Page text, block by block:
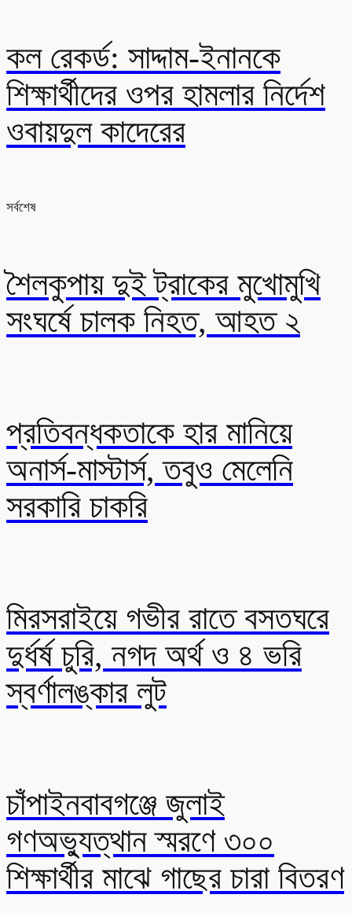
কল রেকর্ড: সাদ্দাম-ইনানকে
শিক্ষার্থীদের ওপর হামলার নির্দেশ
ওবায়দুল কাদেরের
সর্বশেষ
শৈলকুপায় দুই ট্রাকের মুখোমুখি
সংঘর্ষে চালক নিহত, আহত ২
প্রতিবন্ধকতাকে হার মানিয়ে
অনার্স-মাস্টার্স, তবুও মেলেনি
সরকারি চাকরি
মিরসরাইয়ে গভীর রাতে বসতঘরে
দুর্ধর্ষ চুরি, নগদ অর্থ ও ৪ ভরি
স্বর্ণালঙ্কার লুট
চাঁপাইনবাবগঞ্জে জুলাই
গণঅভ্যুত্থান স্মরণে ৩০০
শিক্ষার্থীর মাঝে গাছের চারা বিতরণ